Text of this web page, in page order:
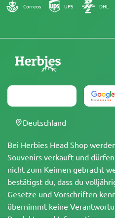
Correos UPS DHL
Bei Herbies Head Shop
Souvenirs verkauft und
nicht zum Keimen gebracht
bestätigst du, dass du
Gesetze und Vorschriften
übernimmt keine
Produkte und Informationen
Deutschland